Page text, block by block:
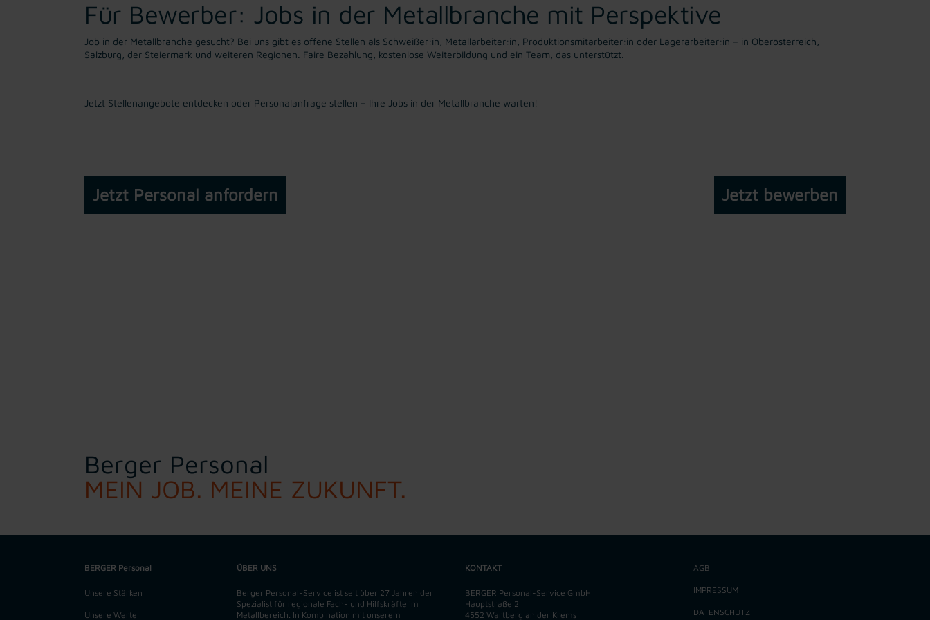
Für Bewerber: Jobs in der Metallbranche mit Perspektive
Job in der Metallbranche gesucht? Bei uns gibt es offene Stellen als Schweißer:in, Metallarbeiter:in, Produktionsmitarbeiter:in oder Lagerarbeiter:in – in Oberösterreich,
Salzburg, der Steiermark und weiteren Regionen. Faire Bezahlung, kostenlose Weiterbildung und ein Team, das unterstützt.
Jetzt Stellenangebote entdecken oder Personalanfrage stellen – Ihre Jobs in der Metallbranche warten!
Jetzt Personal anfordern Jetzt bewerben
Berger Personal
MEIN JOB. MEINE ZUKUNFT.
BERGER Personal
Unsere Stärken
Unsere Werte
ÜBER UNS
Berger Personal-Service ist seit über 27 Jahren der
Spezialist für regionale Fach- und Hilfskräfte im
Metallbereich. In Kombination mit unserem
KONTAKT
BERGER Personal-Service GmbH
Hauptstraße 2
4552 Wartberg an der Krems
AGB
IMPRESSUM
DATENSCHUTZ